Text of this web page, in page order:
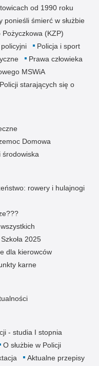
od 1990 roku
ponieśli śmierć w służbie
(KZP)
Policja i sport
Prawa człowieka
MSWiA
starających się o
Domowa
środowiska
rowery i hulajnogi
2025
dla kierowców
karne
- studia I stopnia
O służbie w Policji
Aktualne przepisy